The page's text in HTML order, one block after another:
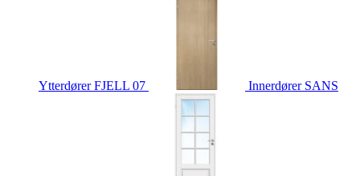
YtterdørerFJELL 07 Innerdører SANS